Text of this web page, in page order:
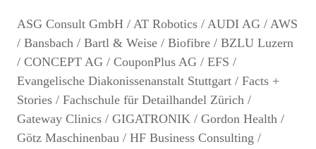
ASG Consult GmbH / AT Robotics / AUDI AG / AWS
/ Bansbach / Bartl & Weise / Biofibre / BZLU Luzern
/ CONCEPT AG / CouponPlus AG / EFS /
Evangelische Diakonissenanstalt Stuttgart / Facts +
Stories / Fachschule für Detailhandel Zürich /
Gateway Clinics / GIGATRONIK / Gordon Health /
Götz Maschinenbau / HF Business Consulting /